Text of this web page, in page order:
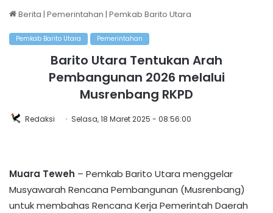
Berita | Pemerintahan | Pemkab Barito Utara
Pemkab Barito Utara Pemerintahan
Barito Utara Tentukan Arah
Pembangunan 2026 melalui
Musrenbang RKPD
Redaksi Selasa, 18 Maret 2025 - 08:56:00
Muara Teweh – Pemkab Barito Utara menggelar
Musyawarah Rencana Pembangunan (Musrenbang)
untuk membahas Rencana Kerja Pemerintah Daerah